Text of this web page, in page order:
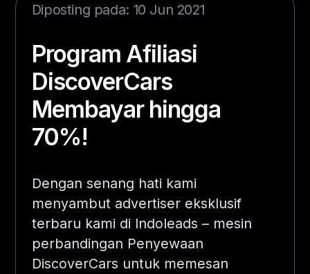
Diposting pada: 10 Jun 2021
Program Afiliasi
DiscoverCars
Membayar hingga
70%!
​​Dengan senang hati kami
menyambut advertiser eksklusif
terbaru kami di Indoleads – mesin
perbandingan Penyewaan
DiscoverCars untuk memesan